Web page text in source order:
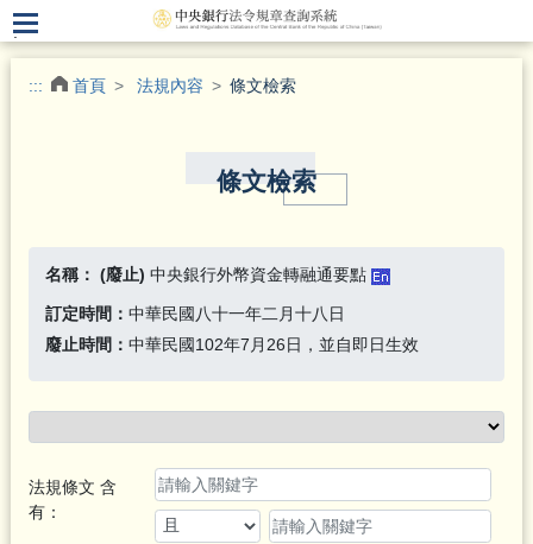
.
::: 首頁 法規內容 條文檢索
條文檢索
名稱： (廢止) 中央銀行外幣資金轉融通要點
訂定時間： 中華民國八十一年二月十八日
廢止時間： 中華民國102年7月26日，並自即日生效
法規條文 含
有：